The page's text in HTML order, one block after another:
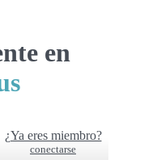
en
¿Ya eres miembro?
conectarse